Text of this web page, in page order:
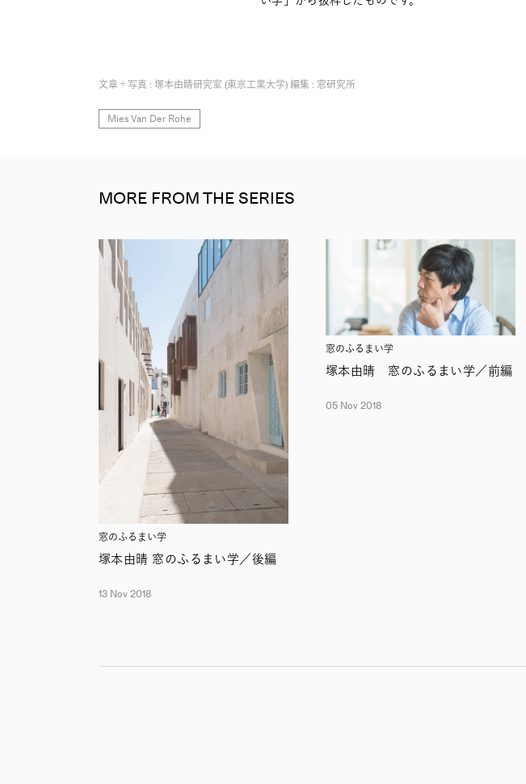
文章＋写真 : 塚本由晴研究室 (東京工業大学) 編集 : 窓研究所
Mies Van Der Rohe
MORE FROM THE SERIES
窓のふるまい学
塚本由晴 窓のふるまい学／後編
13 Nov 2018
窓のふるまい学
塚本由晴 窓のふるまい学／前編
05 Nov 2018